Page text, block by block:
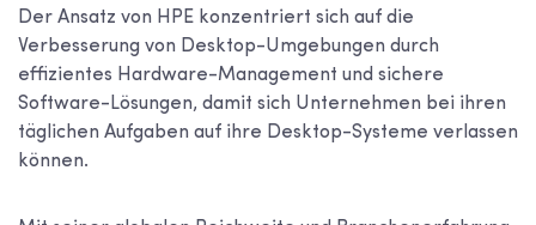
Der Ansatz von HPE konzentriert sich auf die
Verbesserung von Desktop-Umgebungen durch
effizientes Hardware-Management und sichere
Software-Lösungen, damit sich Unternehmen bei ihren
täglichen Aufgaben auf ihre Desktop-Systeme verlassen
können.